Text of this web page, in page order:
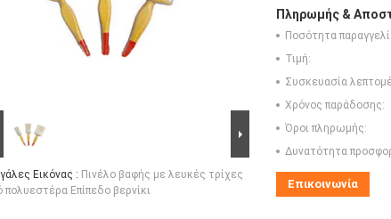
Εικόνας : Πινέλο βαφής με λευκές τρίχες
πολυεστέρα Επίπεδο βερνίκι
Πληρωμής &
Ποσότητα
Τιμή:
Συσκευασία
Χρόνος παράδοσης:
Όροι πληρωμής:
Δυνατότητα
Επικοινωνία